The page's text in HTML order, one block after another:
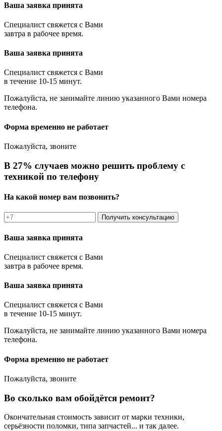
Ваша заявка принята
Специалист свяжется с Вами
завтра в рабочее время.
Ваша заявка принята
Специалист свяжется с Вами
в течение 10-15 минут.
Пожалуйста, не занимайте линию указанного Вами номера
телефона.
Форма временно не работает
Пожалуйста, звоните
В 27% случаев можно решить проблему с
техникой по телефону
На какой номер вам позвонить?
Получить консультацию
Ваша заявка принята
Специалист свяжется с Вами
завтра в рабочее время.
Ваша заявка принята
Специалист свяжется с Вами
в течение 10-15 минут.
Пожалуйста, не занимайте линию указанного Вами номера
телефона.
Форма временно не работает
Пожалуйста, звоните
Во сколько вам обойдётся ремонт?
Окончательная стоимость зависит от марки техники,
серьёзности поломки, типа запчастей... и так далее.